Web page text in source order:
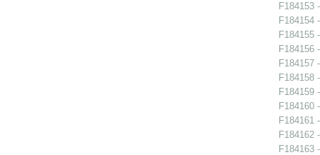
F184153
F184154
F184155
F184156
F184157
F184158
F184159
F184160
F184161
F184162
F184163